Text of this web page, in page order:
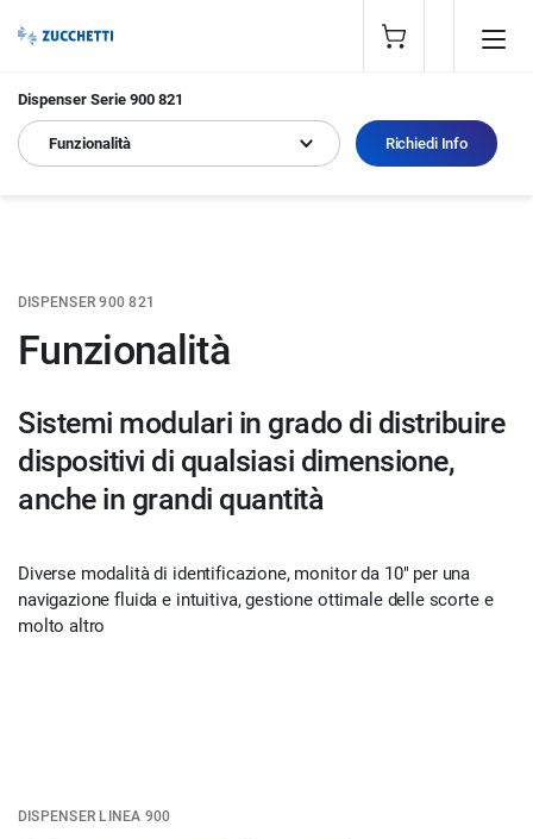
Dispenser Serie 900 821
Funzionalità Richiedi Info
DISPENSER 900 821
Funzionalità
Sistemi modulari in grado di distribuire
dispositivi di qualsiasi dimensione,
anche in grandi quantità
Diverse modalità di identificazione, monitor da 10" per una
navigazione fluida e intuitiva, gestione ottimale delle scorte e
molto altro
DISPENSER LINEA 900